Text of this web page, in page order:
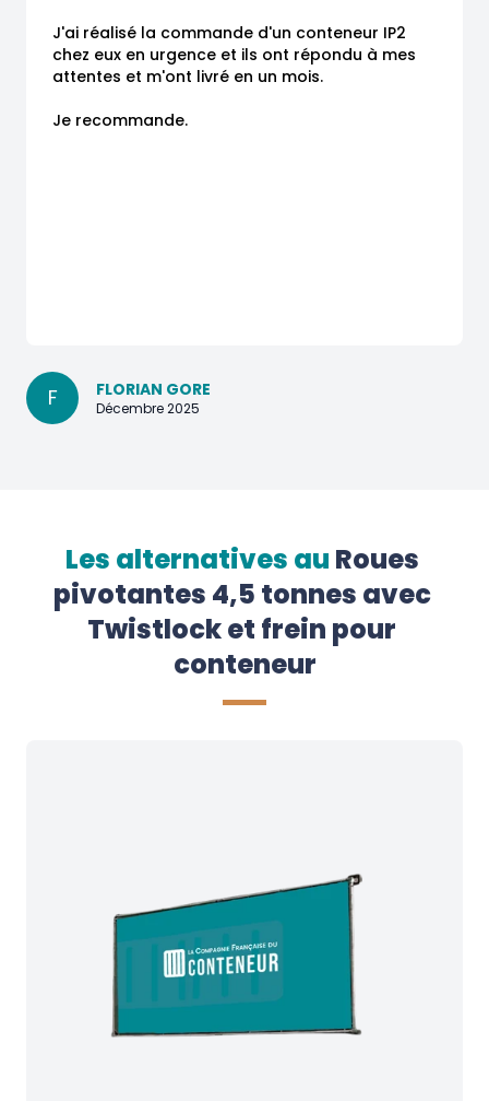
J'ai réalisé la commande d'un conteneur IP2
chez eux en urgence et ils ont répondu à mes
attentes et m'ont livré en un mois.
Je recommande.
F FLORIAN GORE
Décembre 2025
Les alternatives au Roues
pivotantes 4,5 tonnes avec
Twistlock et frein pour
conteneur